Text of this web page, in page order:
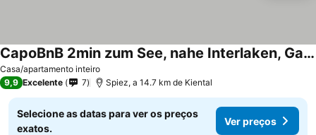
Casa/apartamento inteiro
CapoBnB 2min zum See, nahe Interlaken, Garten
9,9 Excelente 7 Spiez, a 14.7 km de Kiental
Selecione as datas para ver os preços
exatos.
Ver preços